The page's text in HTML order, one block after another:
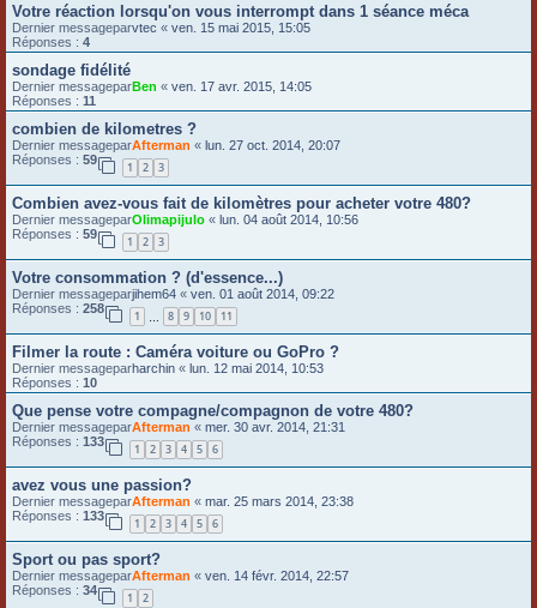
Votre réaction lorsqu'on vous interrompt dans 1 séance méca
Dernier messageparvtec « ven. 15 mai 2015, 15:05
Réponses : 4
sondage fidélité
Dernier messageparBen « ven. 17 avr. 2015, 14:05
Réponses : 11
combien de kilometres ?
Dernier messageparAfterman « lun. 27 oct. 2014, 20:07
Réponses : 59
1 2 3
Combien avez-vous fait de kilomètres pour acheter votre 480?
Dernier messageparOlimapijulo « lun. 04 août 2014, 10:56
Réponses : 59
1 2 3
Votre consommation ? (d'essence...)
Dernier messageparjihem64 « ven. 01 août 2014, 09:22
Réponses : 258
1 8 9 10 11
Filmer la route : Caméra voiture ou GoPro ?
Dernier messageparharchin « lun. 12 mai 2014, 10:53
Réponses : 10
Que pense votre compagne/compagnon de votre 480?
Dernier messageparAfterman « mer. 30 avr. 2014, 21:31
Réponses : 133
1 2 3 4 5 6
avez vous une passion?
Dernier messageparAfterman « mar. 25 mars 2014, 23:38
Réponses : 133
1 2 3 4 5 6
Sport ou pas sport?
Dernier messageparAfterman « ven. 14 févr. 2014, 22:57
Réponses : 34
1 2